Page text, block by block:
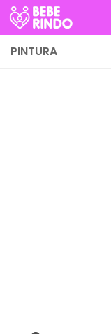
Skip to content
PINTURA